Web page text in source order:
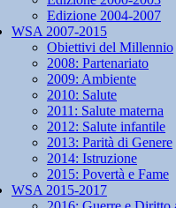
Edizione 2004-2007
WSA 2007-2015
Obiettivi del Millennio
2008: Partenariato
2009: Ambiente
2010: Salute
2011: Salute materna
2012: Salute infantile
2013: Parità di Genere
2014: Istruzione
2015: Povertà e Fame
WSA 2015-2017